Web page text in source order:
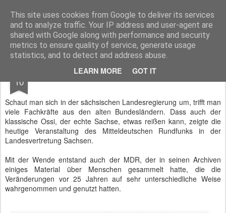
This site uses cookies from Google to deliver its services
and to analyze traffic. Your IP address and user-agent are
shared with Google along with performance and security
metrics to ensure quality of service, generate usage
statistics, and to detect and address abuse.
LEARN MORE GOT IT
BTB concept Media GmbH Presseberichte zu Bundespolitik, Diplomatie, Sicherheitspolitik, Wirtschaft, Fahrzeugtechnik und IT - Pressedienst, Fachartikel, Bildredaktion, O-Ton-Videos
10 Die Sachsen und die Deutsche Einheit
Schaut man sich in der sächsischen Landesregierung um, trifft man
viele Fachkräfte aus den alten Bundesländern. Dass auch der
klassische Ossi, der echte Sachse, etwas reißen kann, zeigte die
heutige Veranstaltung des Mitteldeutschen Rundfunks in der
Landesvertretung Sachsen.
Mit der Wende entstand auch der MDR, der in seinen Archiven
einiges Material über Menschen gesammelt hatte, die die
Veränderungen vor 25 Jahren auf sehr unterschiedliche Weise
wahrgenommen und genutzt hatten.